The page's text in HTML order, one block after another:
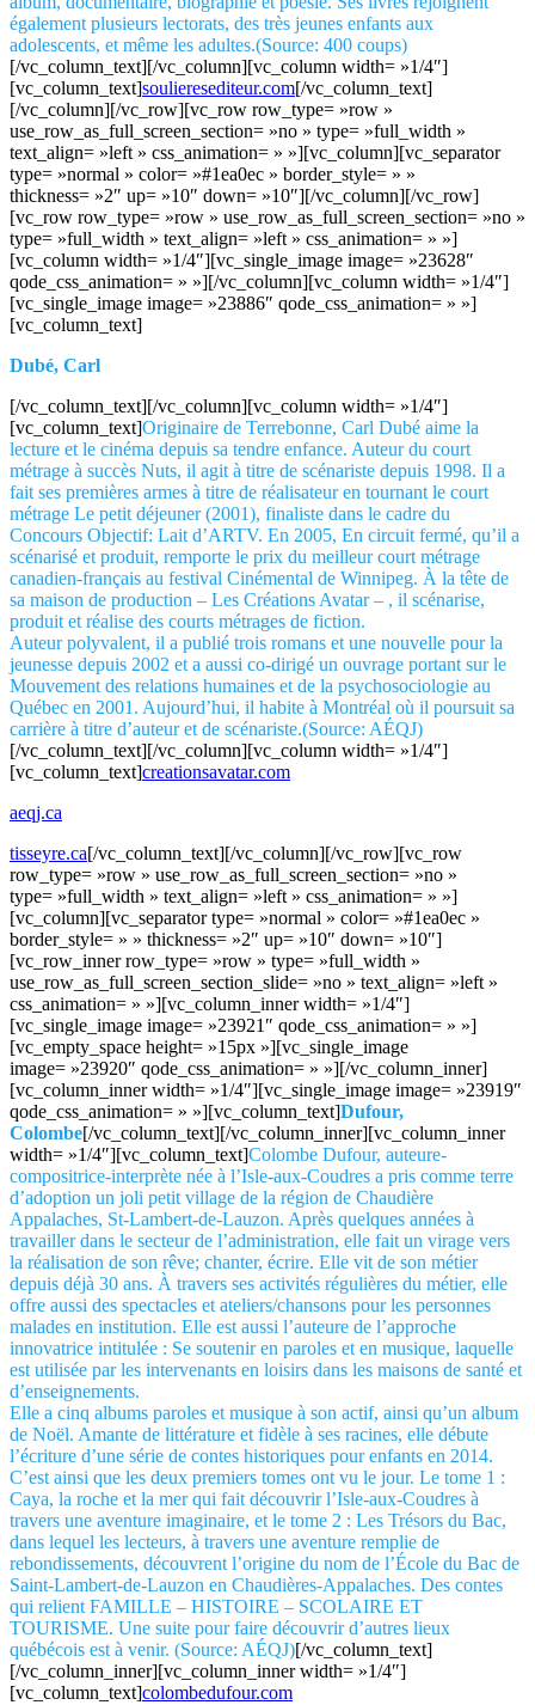
également plusieurs lectorats, des très jeunes enfants aux
adolescents, et même les adultes.(Source: 400 coups)
[/vc_column_text][/vc_column][vc_column width= »1/4″]
[vc_column_text]soulieresediteur.com[/vc_column_text]
[/vc_column][/vc_row][vc_row row_type= »row »
use_row_as_full_screen_section= »no » type= »full_width »
text_align= »left » css_animation= » »][vc_column][vc_separator
type= »normal » color= »#1ea0ec » border_style= » »
thickness= »2″ up= »10″ down= »10″][/vc_column][/vc_row]
[vc_row row_type= »row » use_row_as_full_screen_section= »no »
type= »full_width » text_align= »left » css_animation= » »]
[vc_column width= »1/4″][vc_single_image image= »23628″
qode_css_animation= » »][/vc_column][vc_column width= »1/4″]
[vc_single_image image= »23886″ qode_css_animation= » »]
[vc_column_text]
Dubé, Carl
[/vc_column_text][/vc_column][vc_column width= »1/4″]
[vc_column_text]Originaire de Terrebonne, Carl Dubé aime la
lecture et le cinéma depuis sa tendre enfance. Auteur du court
métrage à succès Nuts, il agit à titre de scénariste depuis 1998. Il a
fait ses premières armes à titre de réalisateur en tournant le court
métrage Le petit déjeuner (2001), finaliste dans le cadre du
Concours Objectif: Lait d’ARTV. En 2005, En circuit fermé, qu’il a
scénarisé et produit, remporte le prix du meilleur court métrage
canadien-français au festival Cinémental de Winnipeg. À la tête de
sa maison de production – Les Créations Avatar – , il scénarise,
produit et réalise des courts métrages de fiction.
Auteur polyvalent, il a publié trois romans et une nouvelle pour la
jeunesse depuis 2002 et a aussi co-dirigé un ouvrage portant sur le
Mouvement des relations humaines et de la psychosociologie au
Québec en 2001. Aujourd’hui, il habite à Montréal où il poursuit sa
carrière à titre d’auteur et de scénariste.(Source: AÉQJ)
[/vc_column_text][/vc_column][vc_column width= »1/4″]
[vc_column_text]creationsavatar.com
aeqj.ca
tisseyre.ca[/vc_column_text][/vc_column][/vc_row][vc_row
row_type= »row » use_row_as_full_screen_section= »no »
type= »full_width » text_align= »left » css_animation= » »]
[vc_column][vc_separator type= »normal » color= »#1ea0ec »
border_style= » » thickness= »2″ up= »10″ down= »10″]
[vc_row_inner row_type= »row » type= »full_width »
use_row_as_full_screen_section_slide= »no » text_align= »left »
css_animation= » »][vc_column_inner width= »1/4″]
[vc_single_image image= »23921″ qode_css_animation= » »]
[vc_empty_space height= »15px »][vc_single_image
image= »23920″ qode_css_animation= » »][/vc_column_inner]
[vc_column_inner width= »1/4″][vc_single_image image= »23919″
qode_css_animation= » »][vc_column_text]Dufour,
Colombe[/vc_column_text][/vc_column_inner][vc_column_inner
width= »1/4″][vc_column_text]Colombe Dufour, auteure-
compositrice-interprète née à l’Isle-aux-Coudres a pris comme terre
d’adoption un joli petit village de la région de Chaudière
Appalaches, St-Lambert-de-Lauzon. Après quelques années à
travailler dans le secteur de l’administration, elle fait un virage vers
la réalisation de son rêve; chanter, écrire. Elle vit de son métier
depuis déjà 30 ans. À travers ses activités régulières du métier, elle
offre aussi des spectacles et ateliers/chansons pour les personnes
malades en institution. Elle est aussi l’auteure de l’approche
innovatrice intitulée : Se soutenir en paroles et en musique, laquelle
est utilisée par les intervenants en loisirs dans les maisons de santé et
d’enseignements.
Elle a cinq albums paroles et musique à son actif, ainsi qu’un album
de Noël. Amante de littérature et fidèle à ses racines, elle débute
l’écriture d’une série de contes historiques pour enfants en 2014.
C’est ainsi que les deux premiers tomes ont vu le jour. Le tome 1 :
Caya, la roche et la mer qui fait découvrir l’Isle-aux-Coudres à
travers une aventure imaginaire, et le tome 2 : Les Trésors du Bac,
dans lequel les lecteurs, à travers une aventure remplie de
rebondissements, découvrent l’origine du nom de l’École du Bac de
Saint-Lambert-de-Lauzon en Chaudières-Appalaches. Des contes
qui relient FAMILLE – HISTOIRE – SCOLAIRE ET
TOURISME. Une suite pour faire découvrir d’autres lieux
québécois est à venir. (Source: AÉQJ)[/vc_column_text]
[/vc_column_inner][vc_column_inner width= »1/4″]
[vc_column_text]colombedufour.com